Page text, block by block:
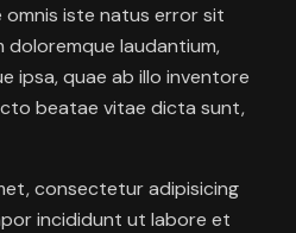
iste natus error sit
laudantium,
ipsa, quae ab illo inventore
beatae vitae dicta sunt,
consectetur adipisicing
incididunt ut labore et